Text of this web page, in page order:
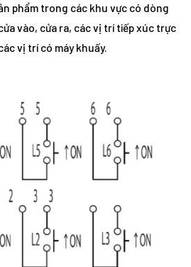
phẩm trong các khu vực có dòng
vào, cửa ra, các vị trí tiếp xúc trực
vị trí có máy khuấy.